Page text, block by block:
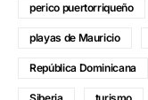
perico puertorriqueño
playas de Mauricio
República Dominicana